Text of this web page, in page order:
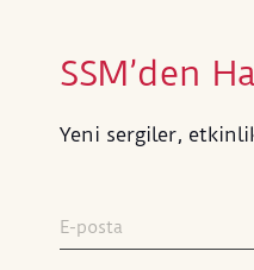
SSM’den
Yeni sergiler,